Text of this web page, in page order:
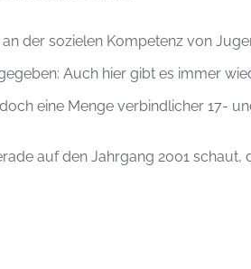
der sozielen Kompetenz von
Auch hier gibt es immer
eine Menge verbindlicher 17-
auf den Jahrgang 2001 schaut,